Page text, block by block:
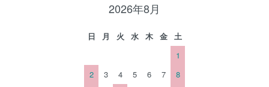
2026年8月
日 月 火 水 木 金
土
1
2
3 4 5 6 7
8